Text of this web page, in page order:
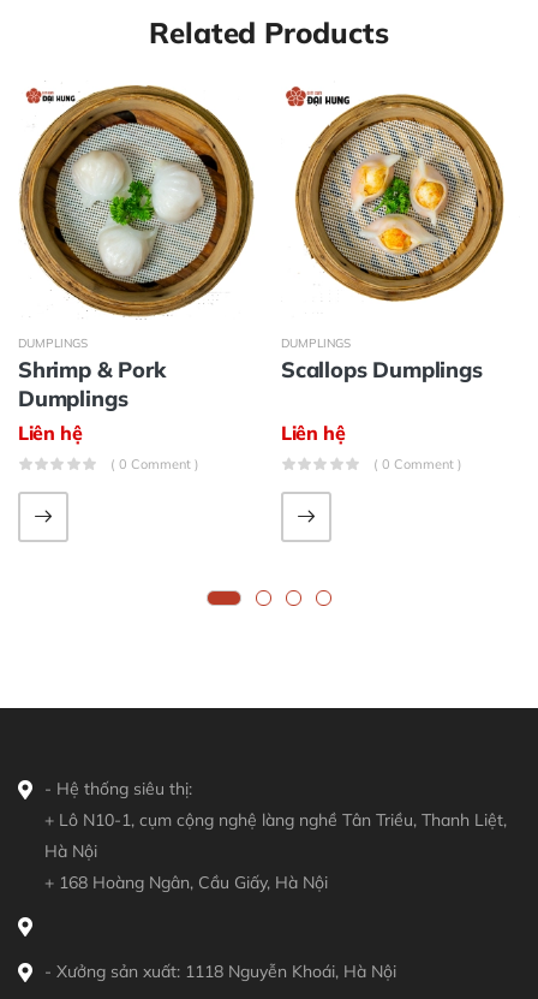
Related Products
DUMPLINGS
Shrimp & Pork
Dumplings
Liên hệ
( 0 Comment )
DUMPLINGS
Scallops Dumplings
Liên hệ
( 0 Comment )
- Hệ thống siêu thị:
+ Lô N10-1, cụm cộng nghệ làng nghề Tân Triều, Thanh Liệt,
Hà Nội
+ 168 Hoàng Ngân, Cầu Giấy, Hà Nội
- Xưởng sản xuất: 1118 Nguyễn Khoái, Hà Nội